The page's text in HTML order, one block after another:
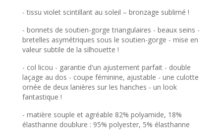
- tissu violet scintillant au soleil – bronzage sublimé !
- bonnets de soutien-gorge triangulaires - beaux seins -
bretelles asymétriques sous le soutien-gorge - mise en
valeur subtile de la silhouette !
- col licou - garantie d'un ajustement parfait - double
laçage au dos - coupe féminine, ajustable - une culotte
ornée de deux lanières sur les hanches - un look
fantastique !
- matière souple et agréable 82% polyamide, 18%
élasthanne doublure : 95% polyester, 5% élasthanne